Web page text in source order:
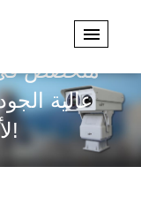
متخصص في
لأكثر من 15 عامًا!